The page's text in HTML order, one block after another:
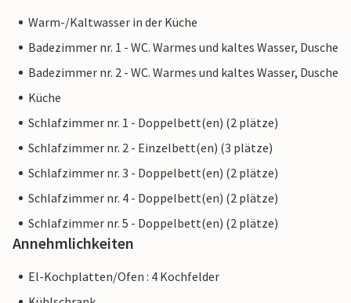
Warm-/Kaltwasser in der Küche
Badezimmer nr. 1 - WC. Warmes und kaltes Wasser, Dusche
Badezimmer nr. 2 - WC. Warmes und kaltes Wasser, Dusche
Küche
Schlafzimmer nr. 1 - Doppelbett(en) (2 plätze)
Schlafzimmer nr. 2 - Einzelbett(en) (3 plätze)
Schlafzimmer nr. 3 - Doppelbett(en) (2 plätze)
Schlafzimmer nr. 4 - Doppelbett(en) (2 plätze)
Schlafzimmer nr. 5 - Doppelbett(en) (2 plätze)
Annehmlichkeiten
El-Kochplatten/Ofen : 4 Kochfelder